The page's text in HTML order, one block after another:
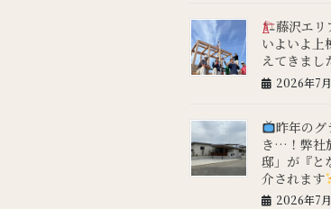
藤沢エ
いよいよ上
えてきまし
2026年7
昨年のグ
き…！弊社
邸」が『と
介されます
2026年7